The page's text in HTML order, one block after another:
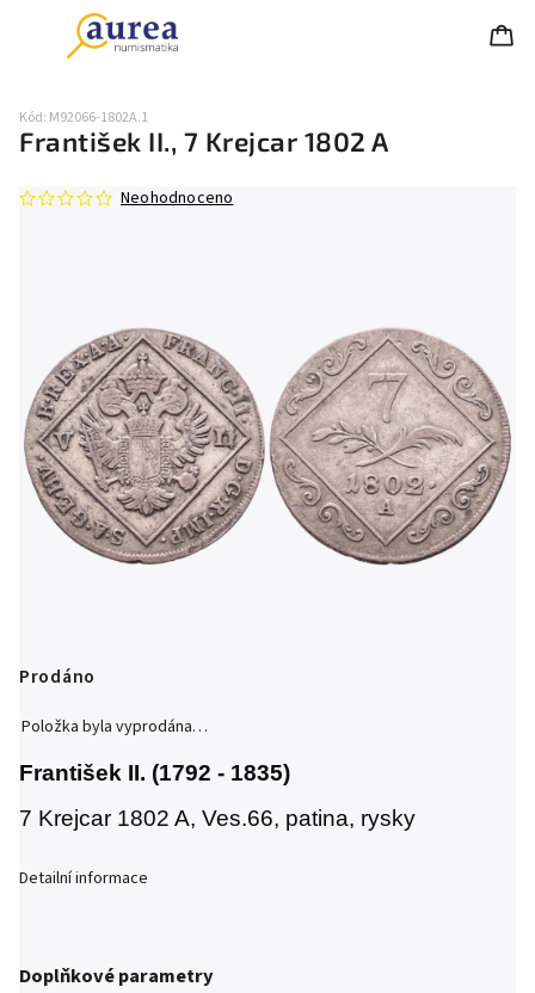
František II., 7 Krejcar 1802 A
Kód: M92066-1802A.1
Neohodnoceno
Prodáno
Položka byla vyprodána…
František II. (1792 - 1835)
7 Krejcar 1802 A, Ves.66, patina, rysky
Detailní informace
Doplňkové parametry